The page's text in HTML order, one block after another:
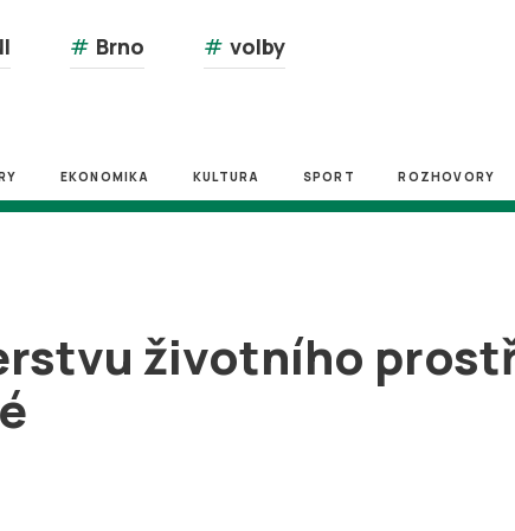
# Brno # volby
EKONOMIKA KULTURA SPORT ROZHOVORY
životního